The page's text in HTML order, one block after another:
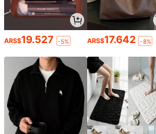
ARS$19.527 -5% ARS$17.642 -8%